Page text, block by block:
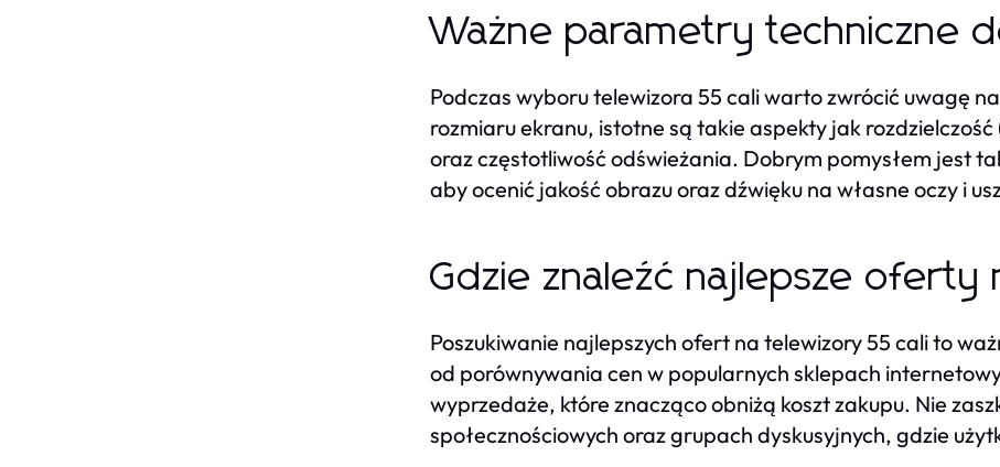
Ważne parametry techniczne
Podczas wyboru telewizora 55 cali warto zwrócić uwagę
rozmiaru ekranu, istotne są takie aspekty jak
oraz częstotliwość odświeżania. Dobrym pomysłem jest
aby ocenić jakość obrazu oraz dźwięku na własne oczy i
Gdzie znaleźć najlepsze oferty
Poszukiwanie najlepszych ofert na telewizory 55 cali to
od porównywania cen w popularnych sklepach
wyprzedaże, które znacząco obniżą koszt zakupu. Nie
społecznościowych oraz grupach dyskusyjnych, gdzie